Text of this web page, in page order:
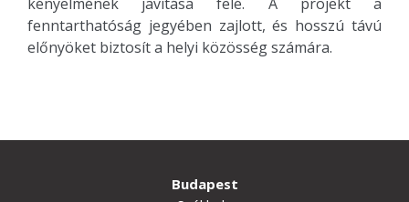
fenntarthatóság jegyében zajlott, és hosszú távú
előnyöket biztosít a helyi közösség számára.
Budapest